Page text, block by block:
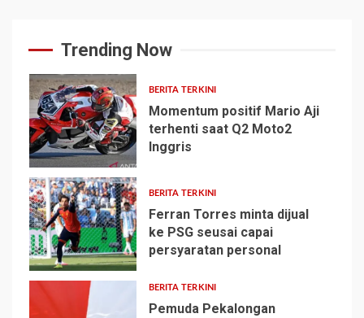
Trending Now
1
BERITA TERKINI
Momentum positif Mario Aji
terhenti saat Q2 Moto2
Inggris
2
BERITA TERKINI
Ferran Torres minta dijual
ke PSG seusai capai
persyaratan personal
BERITA TERKINI
Pemuda Pekalongan